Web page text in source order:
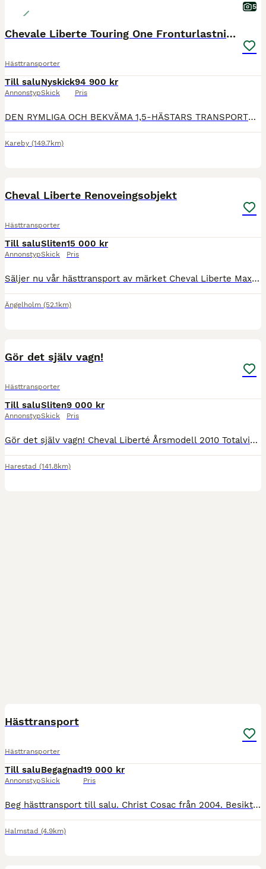
5
Chevale Liberte Touring One Fronturlastning
Hästtransporter
Till salu
Annonstyp
Nyskick
Skick
94 900 kr
Pris
DEN RYMLIGA OCH BEKVÄMA 1,5-HÄSTARS TRANSPORTEN MED PULLMAN 2-FJÄDRING OCH FRONTURLASTNING. Touring One är en 1,5-hästars hästtransport utvecklad för enkel och bekväm användning i vardagen, med generöst invändigt utrymme. Den genomtänkta planlösningen, den stora skötardörren och Pullman 2-fjädringen bidrar till stabil och trygg transport för både häst och förare. Den låga
Kareby (149.7km)
Cheval Liberte Renoveingsobjekt
Hästtransporter
Till salu
Annonstyp
Sliten
Skick
15 000 kr
Pris
Säljer nu vår hästtransport av märket Cheval Liberte Max Racer från 2009. Avställd Släpet säljs som renoveringsobjekt då det kräver en del kärlek och arbete innan det är redo för vägarna igen. Behov a
Ängelholm (52.1km)
Gör det själv vagn!
Hästtransporter
Till salu
Annonstyp
Sliten
Skick
9 000 kr
Pris
Gör det själv vagn! Cheval Liberté Årsmodell 2010 Totalvikt 1800kg Tjänstevikt 850kg Lastvikt 950kg Aluminiumgolv Sadelkammare Taklucka Öppningsbara fönster Körförbud Rostiga länkarmar båda sidor
Harestad (141.8km)
Hästtransport
Hästtransporter
Till salu
Annonstyp
Begagnad
Skick
19 000 kr
Pris
Beg hästtransport till salu. Christ Cosac från 2004. Besiktad 28 april 2026. nya däck på bakaxeln, har allround däck. Nytt golv 2026.
Halmstad (4.9km)